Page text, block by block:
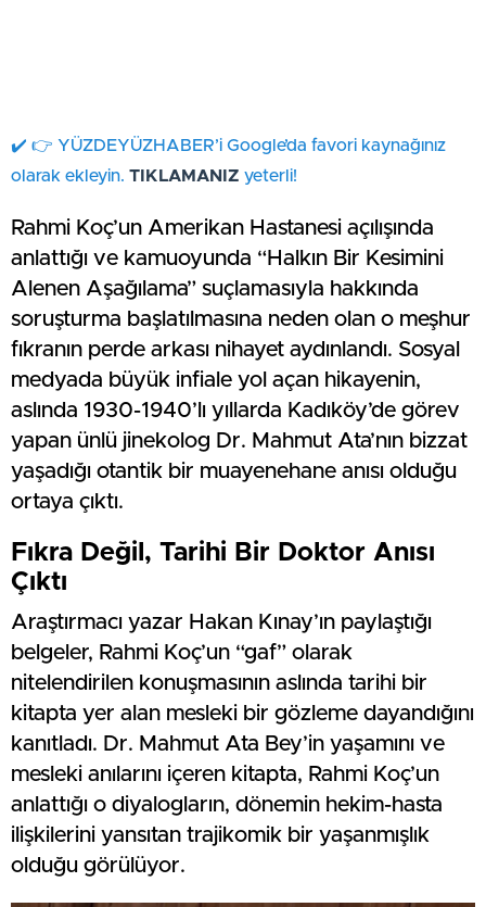
✔️ 👉 YÜZDEYÜZHABER’i Google’da favori kaynağınız
olarak ekleyin. TIKLAMANIZ yeterli!
Rahmi Koç’un Amerikan Hastanesi açılışında
anlattığı ve kamuoyunda “Halkın Bir Kesimini
Alenen Aşağılama” suçlamasıyla hakkında
soruşturma başlatılmasına neden olan o meşhur
fıkranın perde arkası nihayet aydınlandı. Sosyal
medyada büyük infiale yol açan hikayenin,
aslında 1930-1940’lı yıllarda Kadıköy’de görev
yapan ünlü jinekolog Dr. Mahmut Ata’nın bizzat
yaşadığı otantik bir muayenehane anısı olduğu
ortaya çıktı.
Fıkra Değil, Tarihi Bir Doktor Anısı
Çıktı
Araştırmacı yazar Hakan Kınay’ın paylaştığı
belgeler, Rahmi Koç’un “gaf” olarak
nitelendirilen konuşmasının aslında tarihi bir
kitapta yer alan mesleki bir gözleme dayandığını
kanıtladı. Dr. Mahmut Ata Bey’in yaşamını ve
mesleki anılarını içeren kitapta, Rahmi Koç’un
anlattığı o diyalogların, dönemin hekim-hasta
ilişkilerini yansıtan trajikomik bir yaşanmışlık
olduğu görülüyor.